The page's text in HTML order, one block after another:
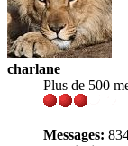
charlane
Plus de 500
Messages: